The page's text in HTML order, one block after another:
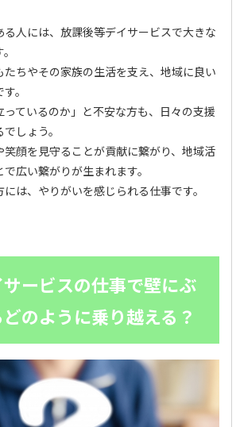
人には、放課後等デイサービスで大きな
たちやその家族の生活を支え、地域に良い
。
っているのか」と不安な方も、日々の支援
しょう。
笑顔を見守ることが貢献に繋がり、地域活
広い繋がりが生まれます。
は、やりがいを感じられる仕事です。
ービスの仕事で壁にぶ
のように乗り越える？